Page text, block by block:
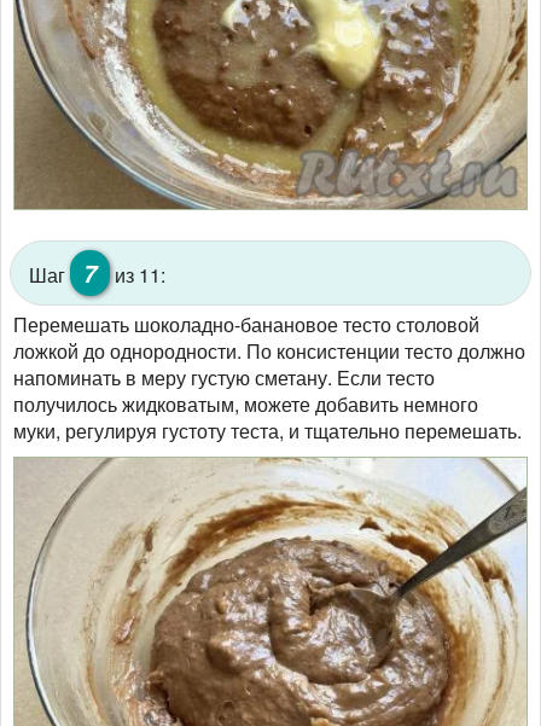
Шаг 7
из 11:
Перемешать шоколадно-банановое тесто столовой
ложкой до однородности. По консистенции тесто должно
напоминать в меру густую сметану. Если тесто
получилось жидковатым, можете добавить немного
муки, регулируя густоту теста, и тщательно перемешать.